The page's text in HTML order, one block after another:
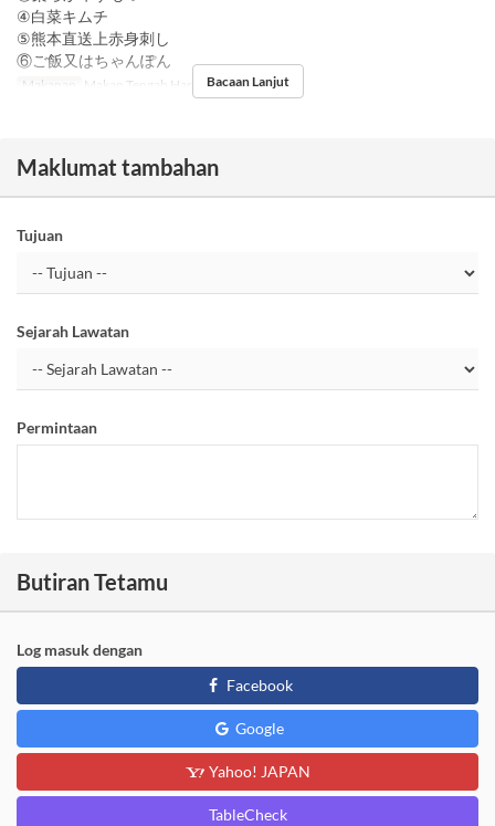
④白菜キムチ
⑤熊本直送上赤身刺し
⑥ご飯又はちゃんぽん
Makanan Makan Tengah Hari Bacaan Lanjut
Maklumat tambahan
Tujuan
Sejarah Lawatan
Permintaan
Butiran Tetamu
Log masuk dengan
Facebook
Google
Yahoo! JAPAN
TableCheck